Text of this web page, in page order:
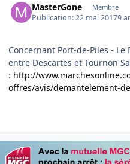
MasterGone Membre
Publication:22 mai 20179
Concernant Port-de-Piles -
entre Descartes et Tournon
: http://
offres/avis/demantelement-